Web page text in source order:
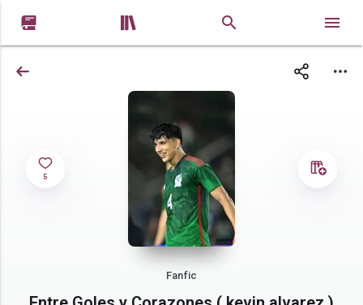
 
5
Fanfic